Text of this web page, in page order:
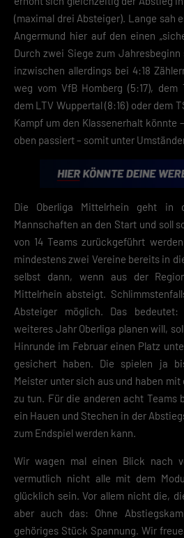
(maximal drei Absteiger). Lange sah
Angermund hier auf den einen
Durch zwei Siege zum
inzwischen allerdings bei 4:18
weg vom VfB Homberg (5:17), dem
dem LTV Wuppertal (8:16) oder dem
Kampf um den Klassenerhalt könnte
oben passiert – somit unter
Die Oberliga Mittelrhein geht in
Mannschaften an den Start und soll
von 14 Teams zurückgeführt
mindestens zwei Vereine bereits in
selbst dann, wenn aus der
Mittelrhein absteigt.
Absteiger möglich. Das
weiteres Jahr Oberliga planen will,
Hinrunde im Februar einen Platz
gesichert haben. Die spielen ja
Meister unter sich aus und haben
zu tun. Für die anderen acht Teams
ein Hauen und Stechen in der
zum Endspiel werden kann.
Wir wagen mal einen Blick nach
vermutlich nicht alle mit dem
glücklich sein. Vor allem nicht die,
aber auch das: Ohne
gehöriges Stück Spannung. Wir
Hier finden Sie eine Übersicht über alle
Ihre Einwilligung zu ganzen Kategorien
Informationen anzeigen lassen und so
auswählen.
Zurück
Datenschutzeinstellungen
Essenziell (2)
einwandfreie Funktion der Website
Cookie-